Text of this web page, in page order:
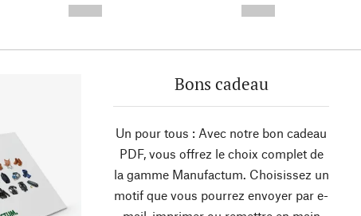
Bons cadeau
Un pour tous : Avec notre bon cadeau
PDF, vous offrez le choix complet de
la gamme Manufactum. Choisissez un
motif que vous pourrez envoyer par e-